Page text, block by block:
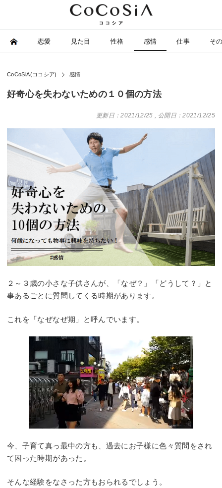
恋愛 見た目 性格 感情 仕事 そ
CoCoSiA(ココシア) 感情
好奇心を失わないための１０個の方法
更新日：2021/12/25 , 公開日：2021/12/25
２～３歳の小さな子供さんが、「なぜ？」「どうして？」と
事あるごとに質問してくる時期があります。
これを「なぜなぜ期」と呼んでいます。
今、子育て真っ最中の方も、過去にお子様に色々質問をされ
て困った時期があった。
そんな経験をなさった方もおられるでしょう。